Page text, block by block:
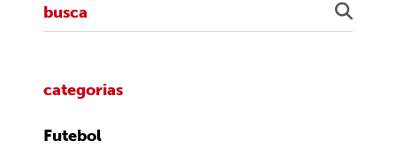
categorias
Futebol